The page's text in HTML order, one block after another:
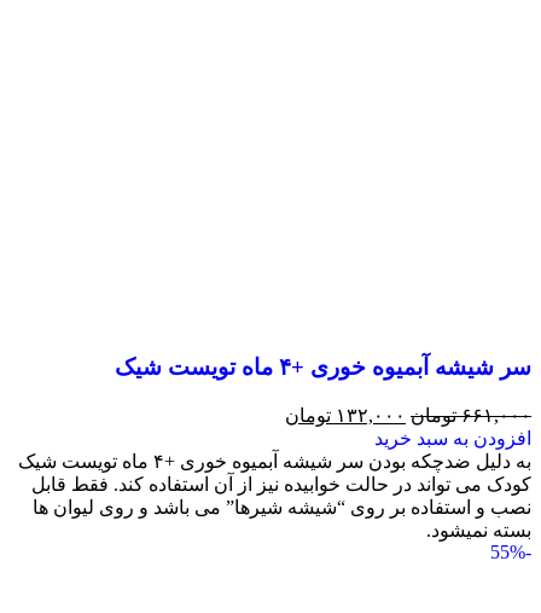
سر شیشه آبمیوه خوری +۴ ماه تویست شیک
۶۶۱,۰۰۰ تومان ۱۳۲,۰۰۰ تومان
افزودن به سبد خرید
به دلیل ضدچکه بودن سر شیشه آبمیوه خوری +۴ ماه تویست شیک
کودک می تواند در حالت خوابیده نیز از آن استفاده کند. فقط قابل
نصب و استفاده بر روی “شیشه شیرها” می باشد و روی لیوان ها
بسته نمیشود.
-55%